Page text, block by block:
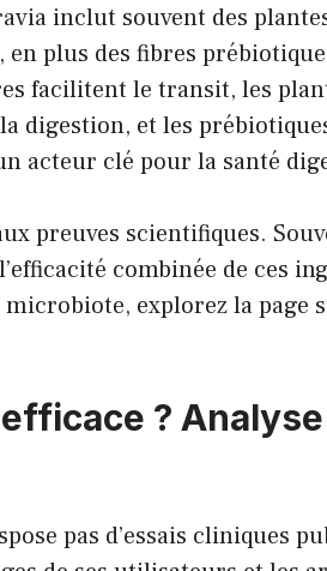
inclut souvent des
en plus des fibres
facilitent le transit, les
digestion, et les
acteur clé pour la santé
preuves scientifiques.
combinée de ces
explorez la page
?
pas d’essais cliniques